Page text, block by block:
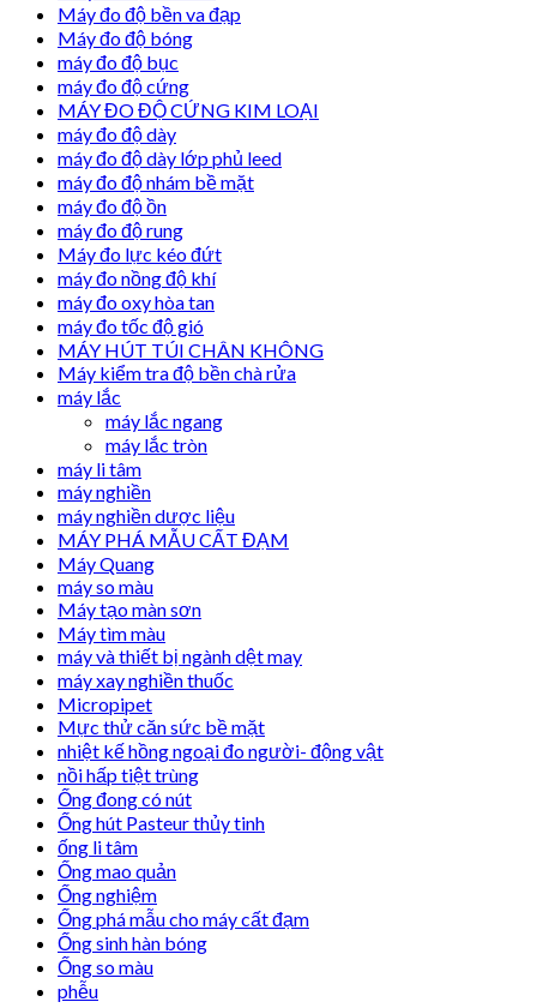
Máy đo độ bền va đạp
Máy đo độ bóng
máy đo độ bục
máy đo độ cứng
MÁY ĐO ĐỘ CỨNG KIM LOẠI
máy đo độ dày
máy đo độ dày lớp phủ leed
máy đo độ nhám bề mặt
máy đo độ ồn
máy đo độ rung
Máy đo lực kéo đứt
máy đo nồng độ khí
máy đo oxy hòa tan
máy đo tốc độ gió
MÁY HÚT TÚI CHÂN KHÔNG
Máy kiểm tra độ bền chà rửa
máy lắc
máy lắc ngang
máy lắc tròn
máy li tâm
máy nghiền
máy nghiền dược liệu
MÁY PHÁ MẪU CẤT ĐẠM
Máy Quang
máy so màu
Máy tạo màn sơn
Máy tìm màu
máy và thiết bị ngành dệt may
máy xay nghiền thuốc
Micropipet
Mực thử căn sức bề mặt
nhiệt kế hồng ngoại đo người- động vật
nồi hấp tiệt trùng
Ống đong có nút
Ống hút Pasteur thủy tinh
ống li tâm
Ống mao quản
Ống nghiệm
Ống phá mẫu cho máy cất đạm
Ống sinh hàn bóng
Ống so màu
phễu